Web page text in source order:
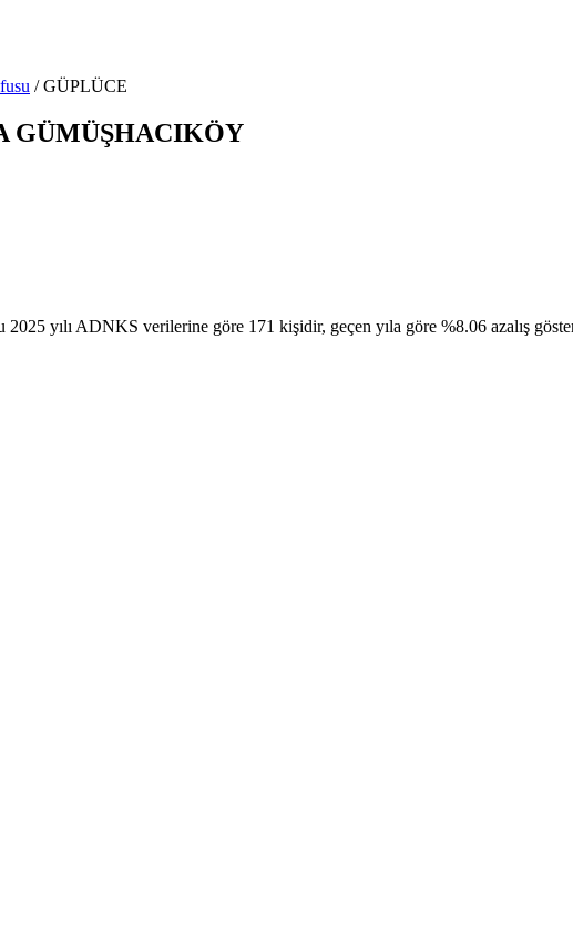
/GÜPLÜCE
GÜMÜŞHACIKÖY
yılı ADNKS verilerine göre 171 kişidir, geçen yıla göre %8.06 azalış